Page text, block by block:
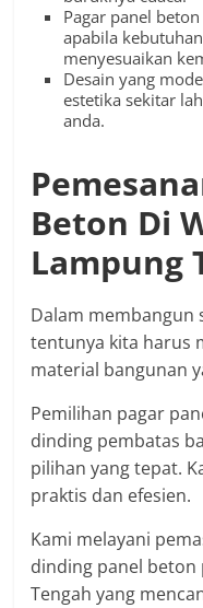
Pagar panel
apabila
menyesuaikan
Desain yang
estetika sekitar
anda.
Beton Di
Lampung
Dalam membangun
tentunya kita harus
material bangunan
Pemilihan pagar
dinding pembatas
pilihan yang tepat.
praktis dan efesien.
Kami melayani
dinding panel beton
Tengah yang